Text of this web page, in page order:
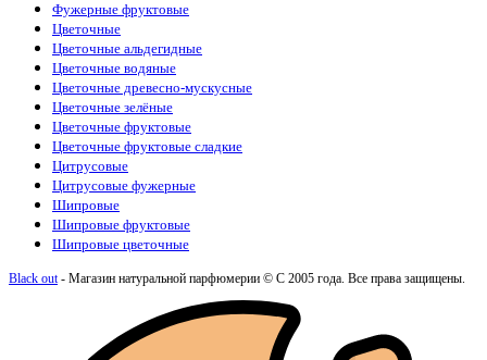
Фужерные фруктовые
Цветочные
Цветочные альдегидные
Цветочные водяные
Цветочные древесно-мускусные
Цветочные зелёные
Цветочные фруктовые
Цветочные фруктовые сладкие
Цитрусовые
Цитрусовые фужерные
Шипровые
Шипровые фруктовые
Шипровые цветочные
Black out- Магазин натуральной парфюмерии © С 2005 года. Все права защищены.